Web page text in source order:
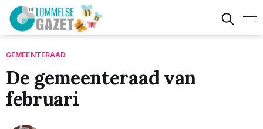
GEMEENTERAAD
De gemeenteraad van
februari